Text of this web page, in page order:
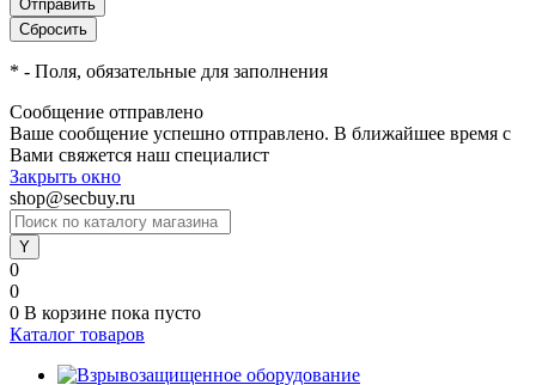
* - Поля, обязательные для заполнения
Сообщение отправлено
Ваше сообщение успешно отправлено. В ближайшее время с
Вами свяжется наш специалист
Закрыть окно
shop@secbuy.ru
0
0
0 В корзине пока пусто
Каталог товаров